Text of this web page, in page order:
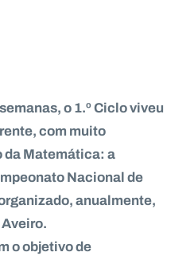
o 1.º Ciclo viveu
com muito
da Matemática: a
Nacional de
anualmente,
o objetivo de